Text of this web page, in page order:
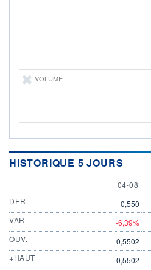
VOLUME
HISTORIQUE 5 JOURS
4 AUGUST
04-08
DER.
0,550
VAR.
-6,39%
OUV.
0,5502
+HAUT
0,5502